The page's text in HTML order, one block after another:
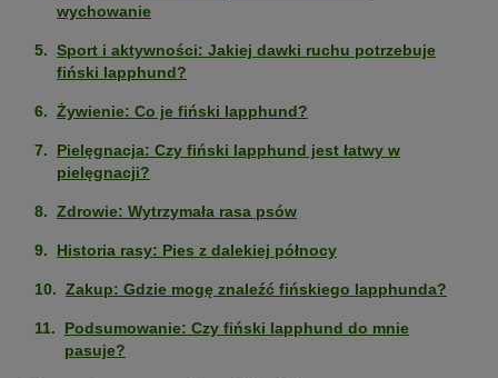
wychowanie
Sport i aktywności: Jakiej dawki ruchu potrzebuje
fiński lapphund?
Żywienie: Co je fiński lapphund?
Pielęgnacja: Czy fiński lapphund jest łatwy w
pielęgnacji?
Zdrowie: Wytrzymała rasa psów
Historia rasy: Pies z dalekiej północy
Zakup: Gdzie mogę znaleźć fińskiego lapphunda?
Podsumowanie: Czy fiński lapphund do mnie
pasuje?